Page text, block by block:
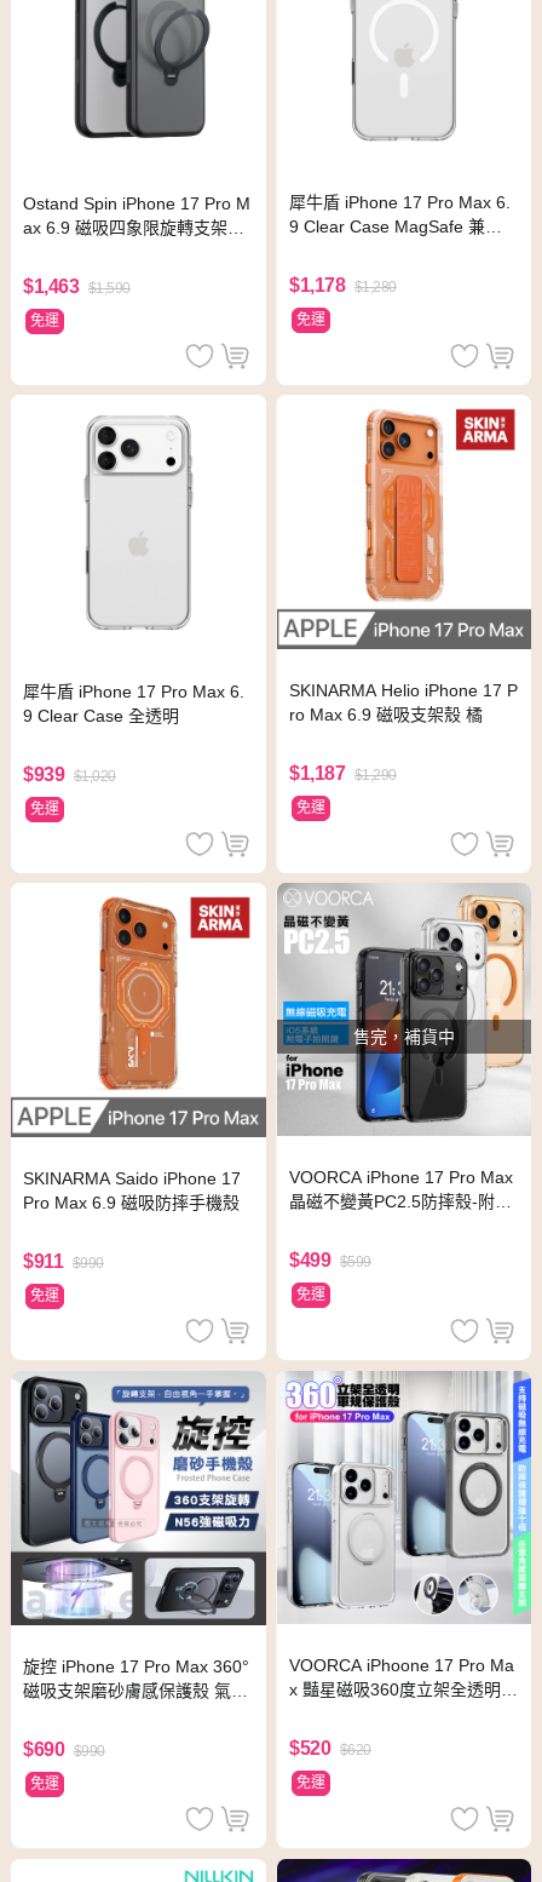
Ostand Spin iPhone 17 Pro M
ax 6.9 磁吸四象限旋轉支架防
$1,463 $1,590
免運
犀牛盾 iPhone 17 Pro Max 6.
9 Clear Case MagSafe 兼容
$1,178 $1,280
免運
犀牛盾 iPhone 17 Pro Max 6.
9 Clear Case 全透明
$939 $1,020
免運
SKINARMA Helio iPhone 17 P
ro Max 6.9 磁吸支架殼 橘
$1,187 $1,290
免運
SKINARMA Saido iPhone 17
Pro Max 6.9 磁吸防摔手機殼
$911 $990
免運
售完，補貨中
VOORCA iPhone 17 Pro Max
晶磁不變黃PC2.5防摔殼-附相
$499 $599
免運
旋控 iPhone 17 Pro Max 360°
磁吸支架磨砂膚感保護殼 氣囊
$690 $990
免運
VOORCA iPhoone 17 Pro Ma
x 豔星磁吸360度立架全透明軍
$520 $620
免運